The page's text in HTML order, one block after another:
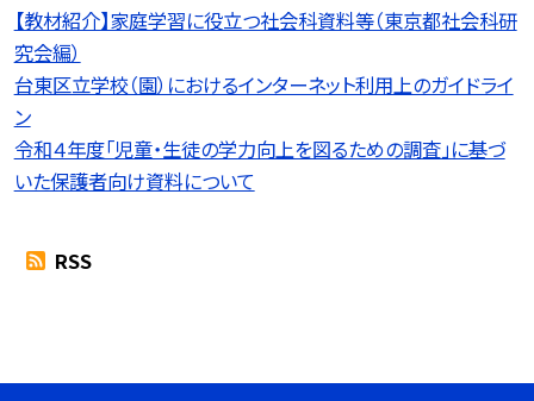
【教材紹介】家庭学習に役立つ社会科資料等（東京都社会科研
究会編）
台東区立学校（園）におけるインターネット利用上のガイドライ
ン
令和４年度「児童・生徒の学力向上を図るための調査」に基づ
いた保護者向け資料について
RSS